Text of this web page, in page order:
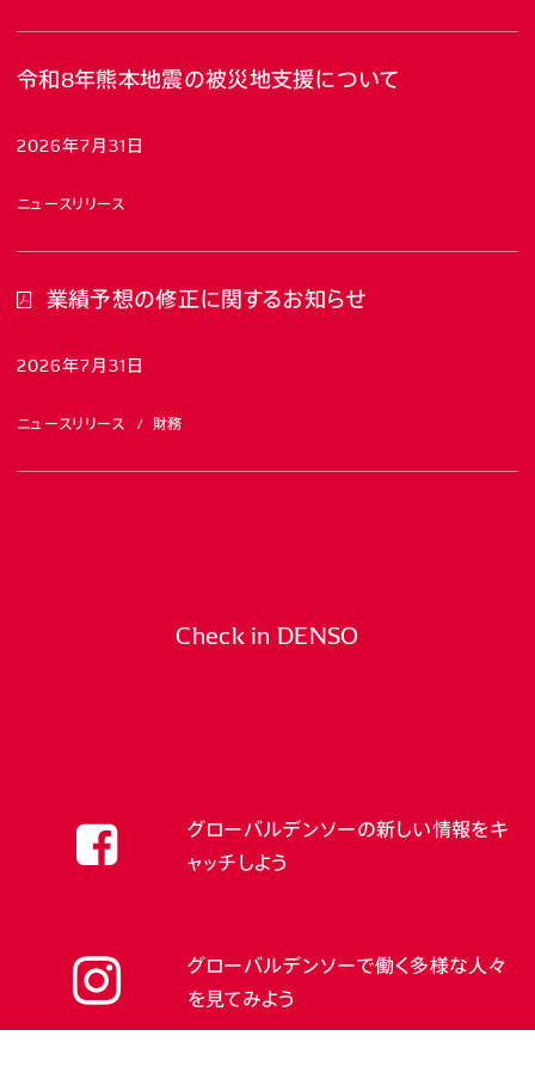
令和8年熊本地震の被災地支援について
2026年7月31日
ニュースリリース
業績予想の修正に関するお知らせ
2026年7月31日
ニュースリリース 財務
Check in DENSO
グローバルデンソーの新しい情報をキ
ャッチしよう
グローバルデンソーで働く多様な人々
を見てみよう